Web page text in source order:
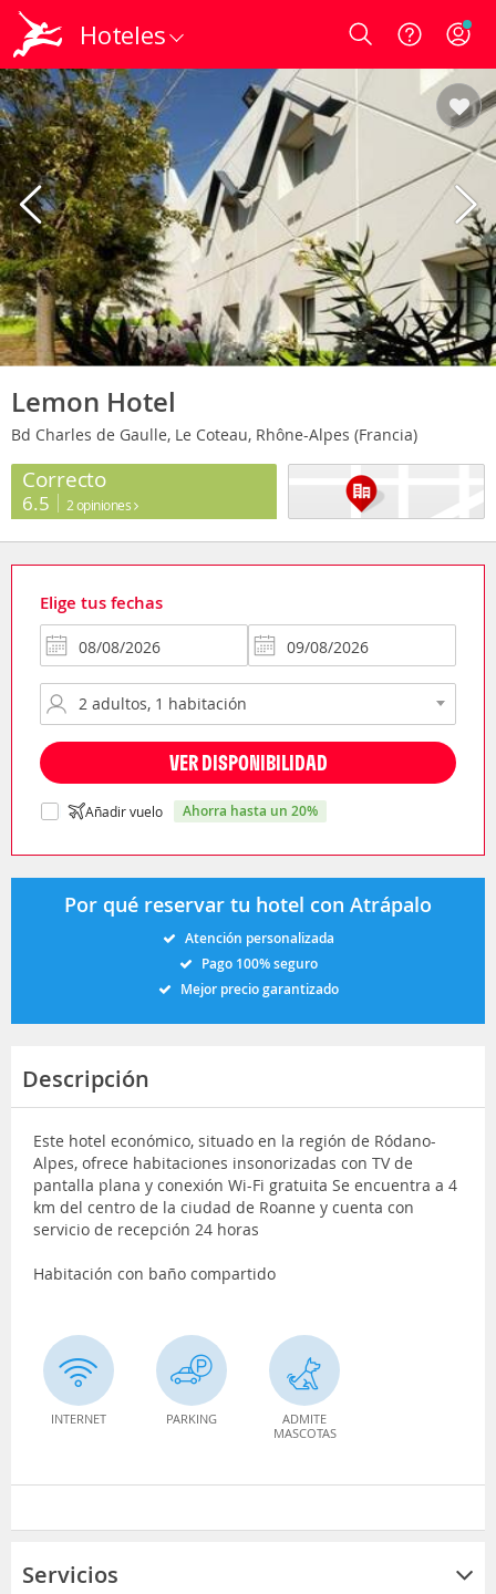
Hoteles Login
Lemon Hotel
Bd Charles de Gaulle, Le Coteau, Rhône-Alpes (Francia)
Correcto
6.5 2 opiniones
Elige tus fechas
VER DISPONIBILIDAD
Añadir vuelo ahorra hasta un 20%
Por qué reservar tu hotel con Atrápalo
Atención personalizada
Pago 100% seguro
Mejor precio garantizado
Descripción
Este hotel económico, situado en la región de Ródano-
Alpes, ofrece habitaciones insonorizadas con TV de
pantalla plana y conexión Wi-Fi gratuita Se encuentra a 4
km del centro de la ciudad de Roanne y cuenta con
servicio de recepción 24 horas
Habitación con baño compartido
INTERNET PARKING
ADMITE
MASCOTAS
Servicios